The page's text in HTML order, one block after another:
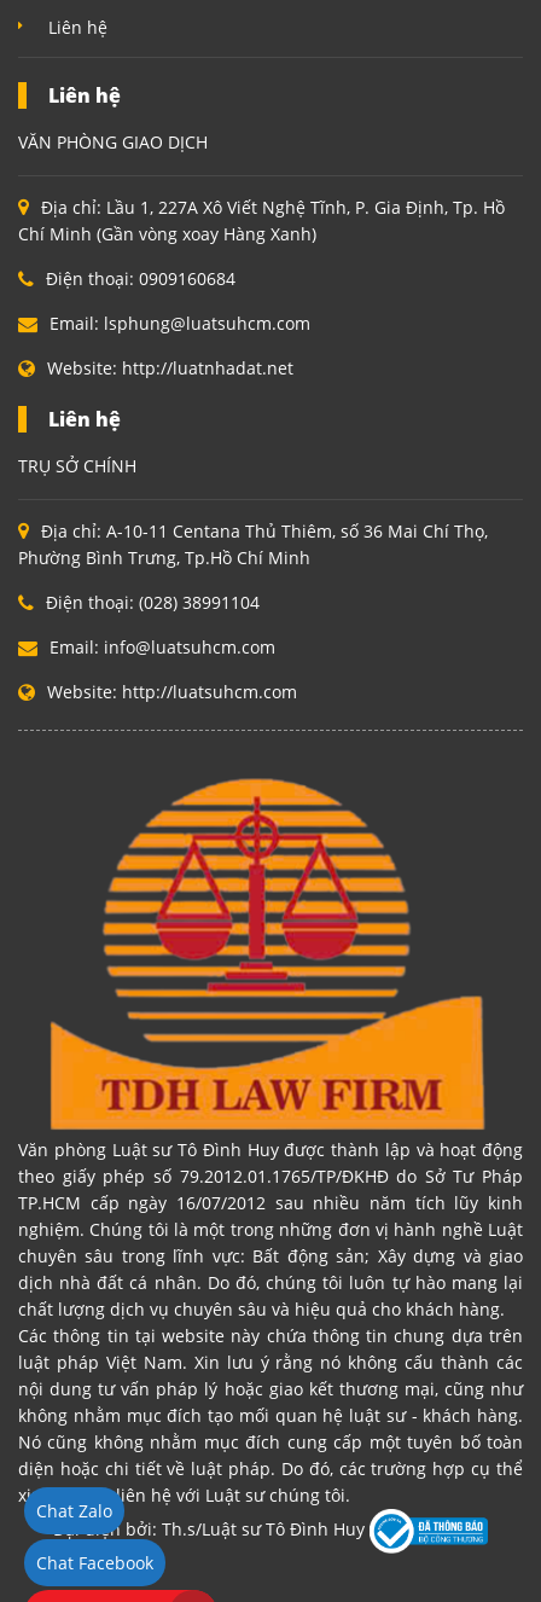
Liên hệ
Liên hệ
VĂN PHÒNG GIAO DỊCH
Địa chỉ: Lầu 1, 227A Xô Viết Nghệ Tĩnh, P. Gia Định, Tp. Hồ
Chí Minh (Gần vòng xoay Hàng Xanh)
Điện thoại: 0909160684
Email: lsphung@luatsuhcm.com
Website: http://luatnhadat.net
Liên hệ
TRỤ SỞ CHÍNH
Địa chỉ: A-10-11 Centana Thủ Thiêm, số 36 Mai Chí Thọ,
Phường Bình Trưng, Tp.Hồ Chí Minh
Điện thoại: (028) 38991104
Email: info@luatsuhcm.com
Website: http://luatsuhcm.com
Văn phòng Luật sư Tô Đình Huy được thành lập và hoạt động
theo giấy phép số 79.2012.01.1765/TP/ĐKHĐ do Sở Tư Pháp
TP.HCM cấp ngày 16/07/2012 sau nhiều năm tích lũy kinh
nghiệm. Chúng tôi là một trong những đơn vị hành nghề Luật
chuyên sâu trong lĩnh vực: Bất động sản; Xây dựng và giao
dịch nhà đất cá nhân. Do đó, chúng tôi luôn tự hào mang lại
chất lượng dịch vụ chuyên sâu và hiệu quả cho khách hàng.
Các thông tin tại website này chứa thông tin chung dựa trên
luật pháp Việt Nam. Xin lưu ý rằng nó không cấu thành các
nội dung tư vấn pháp lý hoặc giao kết thương mại, cũng như
không nhằm mục đích tạo mối quan hệ luật sư - khách hàng.
Nó cũng không nhằm mục đích cung cấp một tuyên bố toàn
diện hoặc chi tiết về luật pháp. Do đó, các trường hợp cụ thể
xin vui lòng liên hệ với Luật sư chúng tôi.
Đại diện bởi: Th.s/Luật sư Tô Đình Huy
Chat Facebook
Chat Zalo